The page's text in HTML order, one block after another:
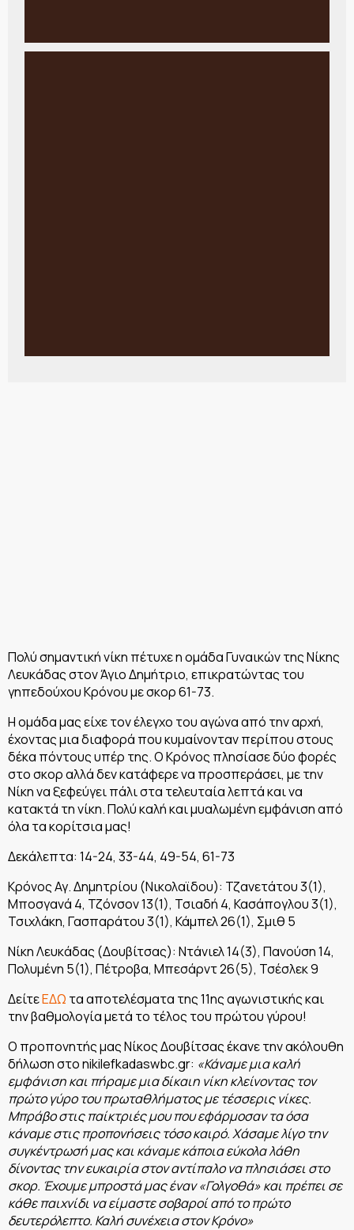
Πολύ σημαντική νίκη πέτυχε η ομάδα Γυναικών της Νίκης
Λευκάδας στον Άγιο Δημήτριο, επικρατώντας του
γηπεδούχου Κρόνου με σκορ 61-73.
Η ομάδα μας είχε τον έλεγχο του αγώνα από την αρχή,
έχοντας μια διαφορά που κυμαίνονταν περίπου στους
δέκα πόντους υπέρ της. Ο Κρόνος πλησίασε δύο φορές
στο σκορ αλλά δεν κατάφερε να προσπεράσει, με την
Νίκη να ξεφεύγει πάλι στα τελευταία λεπτά και να
κατακτά τη νίκη. Πολύ καλή και μυαλωμένη εμφάνιση από
όλα τα κορίτσια μας!
Δεκάλεπτα: 14-24, 33-44, 49-54, 61-73
Κρόνος Αγ. Δημητρίου (Νικολαϊδου): Τζανετάτου 3(1),
Μποσγανά 4, Τζόνσον 13(1), Τσιαδή 4, Κασάπογλου 3(1),
Τσιχλάκη, Γασπαράτου 3(1), Κάμπελ 26(1), Σμιθ 5
Νίκη Λευκάδας (Δουβίτσας): Ντάνιελ 14(3), Πανούση 14,
Πολυμένη 5(1), Πέτροβα, Μπεσάρντ 26(5), Τσέσλεκ 9
ΔείτεΕΔΩ τα αποτελέσματα της 11ης αγωνιστικής και
την βαθμολογία μετά το τέλος του πρώτου γύρου!
Ο προπονητής μας Νίκος Δουβίτσας έκανε την ακόλουθη
δήλωση στο nikilefkadaswbc.gr: «Κάναμε μια καλή
εμφάνιση και πήραμε μια δίκαιη νίκη κλείνοντας τον
πρώτο γύρο του πρωταθλήματος με τέσσερις νίκες.
Μπράβο στις παίκτριές μου που εφάρμοσαν τα όσα
κάναμε στις προπονήσεις τόσο καιρό. Χάσαμε λίγο την
συγκέντρωσή μας και κάναμε κάποια εύκολα λάθη
δίνοντας την ευκαιρία στον αντίπαλο να πλησιάσει στο
σκορ. Έχουμε μπροστά μας έναν «Γολγοθά» και πρέπει σε
κάθε παιχνίδι να είμαστε σοβαροί από το πρώτο
δευτερόλεπτο. Καλή συνέχεια στον Κρόνο»